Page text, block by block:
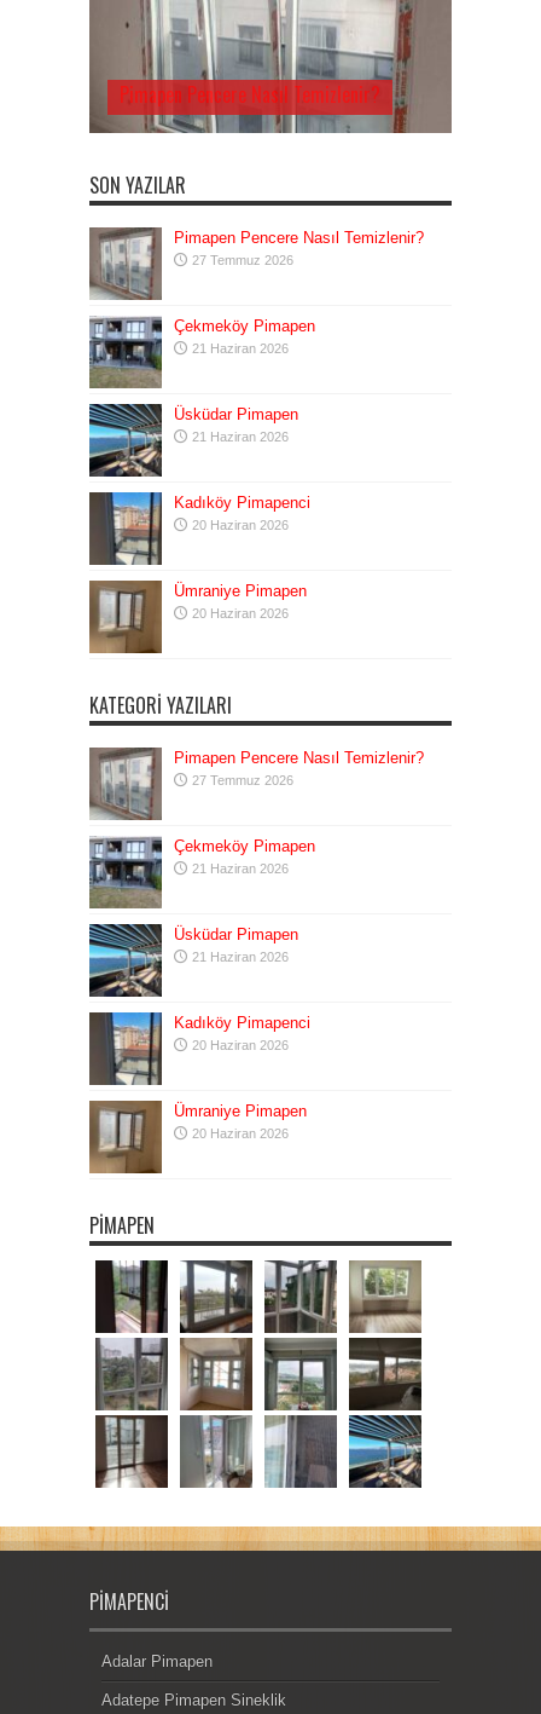
Pimapen Pencere Nasıl Temizlenir?
SON YAZILAR
Pimapen Pencere Nasıl Temizlenir?
27 Temmuz 2026
Çekmeköy Pimapen
21 Haziran 2026
Üsküdar Pimapen
21 Haziran 2026
Kadıköy Pimapenci
20 Haziran 2026
Ümraniye Pimapen
20 Haziran 2026
KATEGORI YAZILARI
Pimapen Pencere Nasıl Temizlenir?
27 Temmuz 2026
Çekmeköy Pimapen
21 Haziran 2026
Üsküdar Pimapen
21 Haziran 2026
Kadıköy Pimapenci
20 Haziran 2026
Ümraniye Pimapen
20 Haziran 2026
PIMAPEN
PIMAPENCI
Adalar Pimapen
Adatepe Pimapen Sineklik